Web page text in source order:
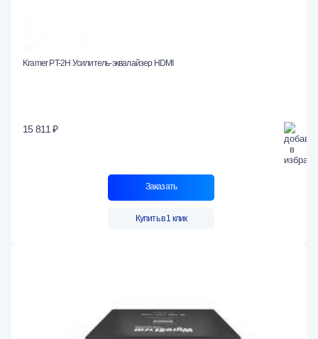
Kramer PT-2H Усилитель-эквалайзер HDMI
15 811 ₽
Заказать
Купить в 1 клик